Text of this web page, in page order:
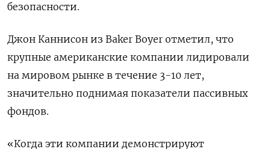
безопасности.
Джон Каннисон из Baker Boyer отметил, что
крупные американские компании лидировали
на мировом рынке в течение 3-10 лет,
значительно поднимая показатели пассивных
фондов.
«Когда эти компании демонстрируют